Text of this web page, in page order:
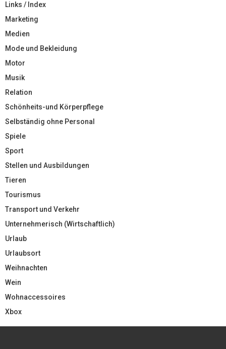
Links / Index
Marketing
Medien
Mode und Bekleidung
Motor
Musik
Relation
Schönheits-und Körperpflege
Selbständig ohne Personal
Spiele
Sport
Stellen und Ausbildungen
Tieren
Tourismus
Transport und Verkehr
Unternehmerisch (Wirtschaftlich)
Urlaub
Urlaubsort
Weihnachten
Wein
Wohnaccessoires
Xbox